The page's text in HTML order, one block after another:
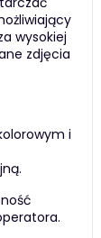
wysokiej
zdjęcia
i